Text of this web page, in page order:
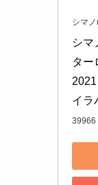
ル」シリーズ
高感度なソリ
を敏感に感じ
性に優れてい